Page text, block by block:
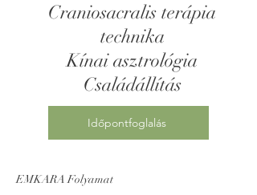
Craniosacralis terápia
technika
Kínai asztrológia
Családállítás
Időpontfoglalás
EMKARA Folyamat